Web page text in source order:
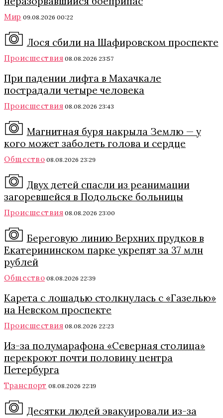
Мир 09.08.2026 00:22
Лося сбили на Шафировском проспекте
Происшествия 08.08.2026 23:57
При падении лифта в Махачкале
пострадали четыре человека
Происшествия 08.08.2026 23:43
Магнитная буря накрыла Землю — у
кого может заболеть голова и сердце
Общество 08.08.2026 23:29
Двух детей спасли из реанимации
загоревшейся в Подольске больницы
Происшествия 08.08.2026 23:00
Береговую линию Верхних прудков в
Екатерининском парке укрепят за 37 млн
рублей
Общество 08.08.2026 22:39
Карета с лошадью столкнулась с «Газелью»
на Невском проспекте
Происшествия 08.08.2026 22:23
Из-за полумарафона «Северная столица»
перекроют почти половину центра
Петербурга
Транспорт 08.08.2026 22:19
Десятки людей эвакуировали из-за